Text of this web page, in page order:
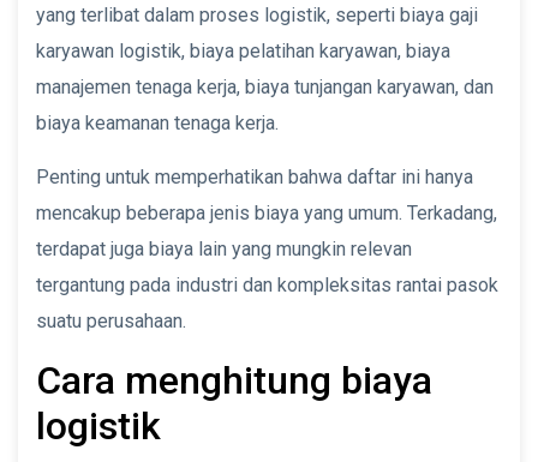
yang terlibat dalam proses logistik, seperti biaya gaji
karyawan logistik, biaya pelatihan karyawan, biaya
manajemen tenaga kerja, biaya tunjangan karyawan, dan
biaya keamanan tenaga kerja.
Penting untuk memperhatikan bahwa daftar ini hanya
mencakup beberapa jenis biaya yang umum. Terkadang,
terdapat juga biaya lain yang mungkin relevan
tergantung pada industri dan kompleksitas rantai pasok
suatu perusahaan.
Cara menghitung biaya
logistik